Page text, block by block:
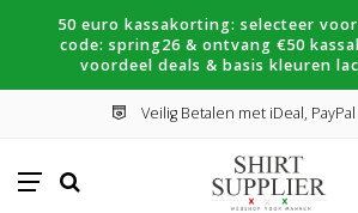
50 euro kassakorting: selecteer
code: spring26 & ontvang €50
voordeel deals & basis kleuren
Veilig Betalen met iDeal,